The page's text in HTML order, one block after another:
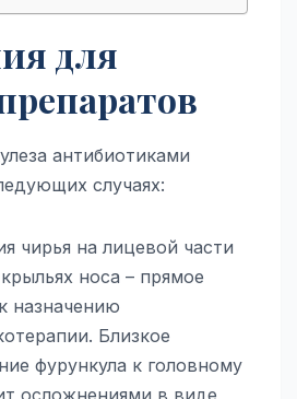
для
антибиотиками
случаях:
чирья на лицевой части
носа – прямое
назначению
Близкое
фурункула к головному
осложнениями в виде